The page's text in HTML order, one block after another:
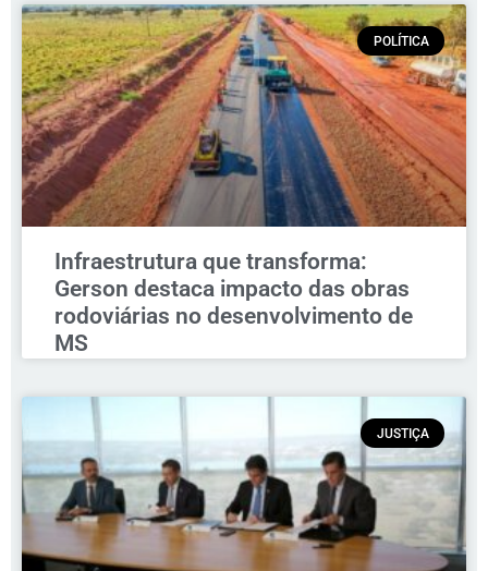
POLÍTICA
Infraestrutura que transforma:
Gerson destaca impacto das obras
rodoviárias no desenvolvimento de
MS
JUSTIÇA